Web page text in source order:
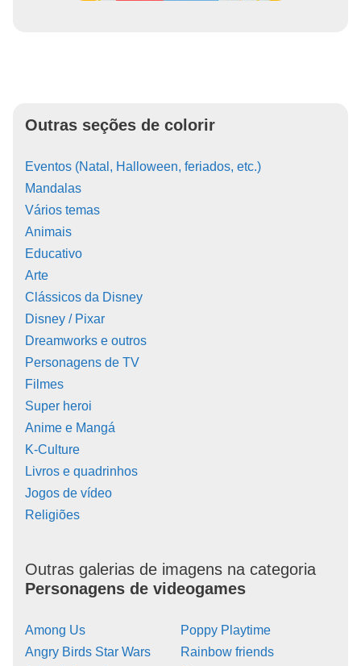
Outras seções de colorir
Eventos (Natal, Halloween, feriados, etc.)
Mandalas
Vários temas
Animais
Educativo
Arte
Clássicos da Disney
Disney / Pixar
Dreamworks e outros
Personagens de TV
Filmes
Super heroi
Anime e Mangá
K-Culture
Livros e quadrinhos
Jogos de vídeo
Religiões
Outras galerias de imagens na categoria
Personagens de videogames
Among Us
Angry Birds Star Wars
Poppy Playtime
Rainbow friends